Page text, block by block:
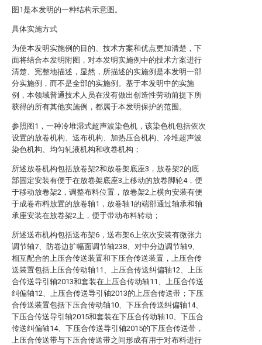
图1是本发明的一种结构示意图。
具体实施方式
为使本发明实施例的目的、技术方案和优点更加清楚，下
面将结合本发明附图，对本发明实施例中的技术方案进行
清楚、完整地描述，显然，所描述的实施例是本发明一部
分实施例，而不是全部的实施例。基于本发明中的实施
例，本领域普通技术人员在没有做出创造性劳动前提下所
获得的所有其他实施例，都属于本发明保护的范围。
参照图1，一种冷堆湿式超声波染色机，该染色机包括依次
设置的放卷机构、送布机构、加热压合机构、冷堆超声波
染色机构、均匀轧液机构和收卷机构；
所述放卷机构包括放卷架2和放卷架底座3，放卷架2的底
部固定安装有便于在放卷架底座3上移动的放卷脚轮4，便
于移动放卷架2，调整布料位置，放卷架2上横向安装有便
于成卷布料放置的放卷轴1，放卷轴1的端部通过轴承和轴
承座安装在放卷架2上，便于带动布料转动；
所述送布机构包括送布架6，送布架6上依次安装有微张力
调节轴7、防卷边扩幅面调节轴238、对中分边调节轴9、
相互配合的上压合传送装置和下压合传送装置，上压合传
送装置包括上压合传动轴11、上压合传送纠偏轴12、上压
合传送导引轴2013和套装在上压合传动轴11、上压合传送
纠偏轴12、上压合传送导引轴2013的上压合传送带；下压
合传送装置包括下压合传动轴10、下压合传送纠偏轴14、
下压合传送导引轴2015和套装在下压合传动轴10、下压合
传送纠偏轴14、下压合传送导引轴2015的下压合传送带，
上压合传送带与下压合传送带之间形成有用于对布料进行